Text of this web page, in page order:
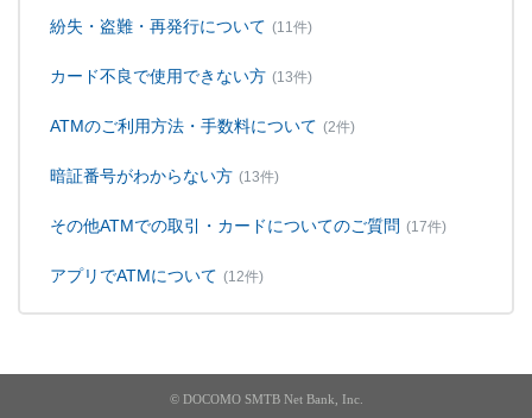
紛失・盗難・再発行について (11件)
カード不良で使用できない方 (13件)
ATMのご利用方法・手数料について (2件)
暗証番号がわからない方 (13件)
その他ATMでの取引・カードについてのご質問 (17件)
アプリでATMについて (12件)
© DOCOMO SMTB Net Bank, Inc.